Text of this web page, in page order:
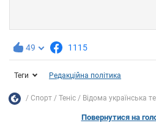
49 1115
Теги Редакційна політика
Спорт Теніс Відома українська
Повернутися на